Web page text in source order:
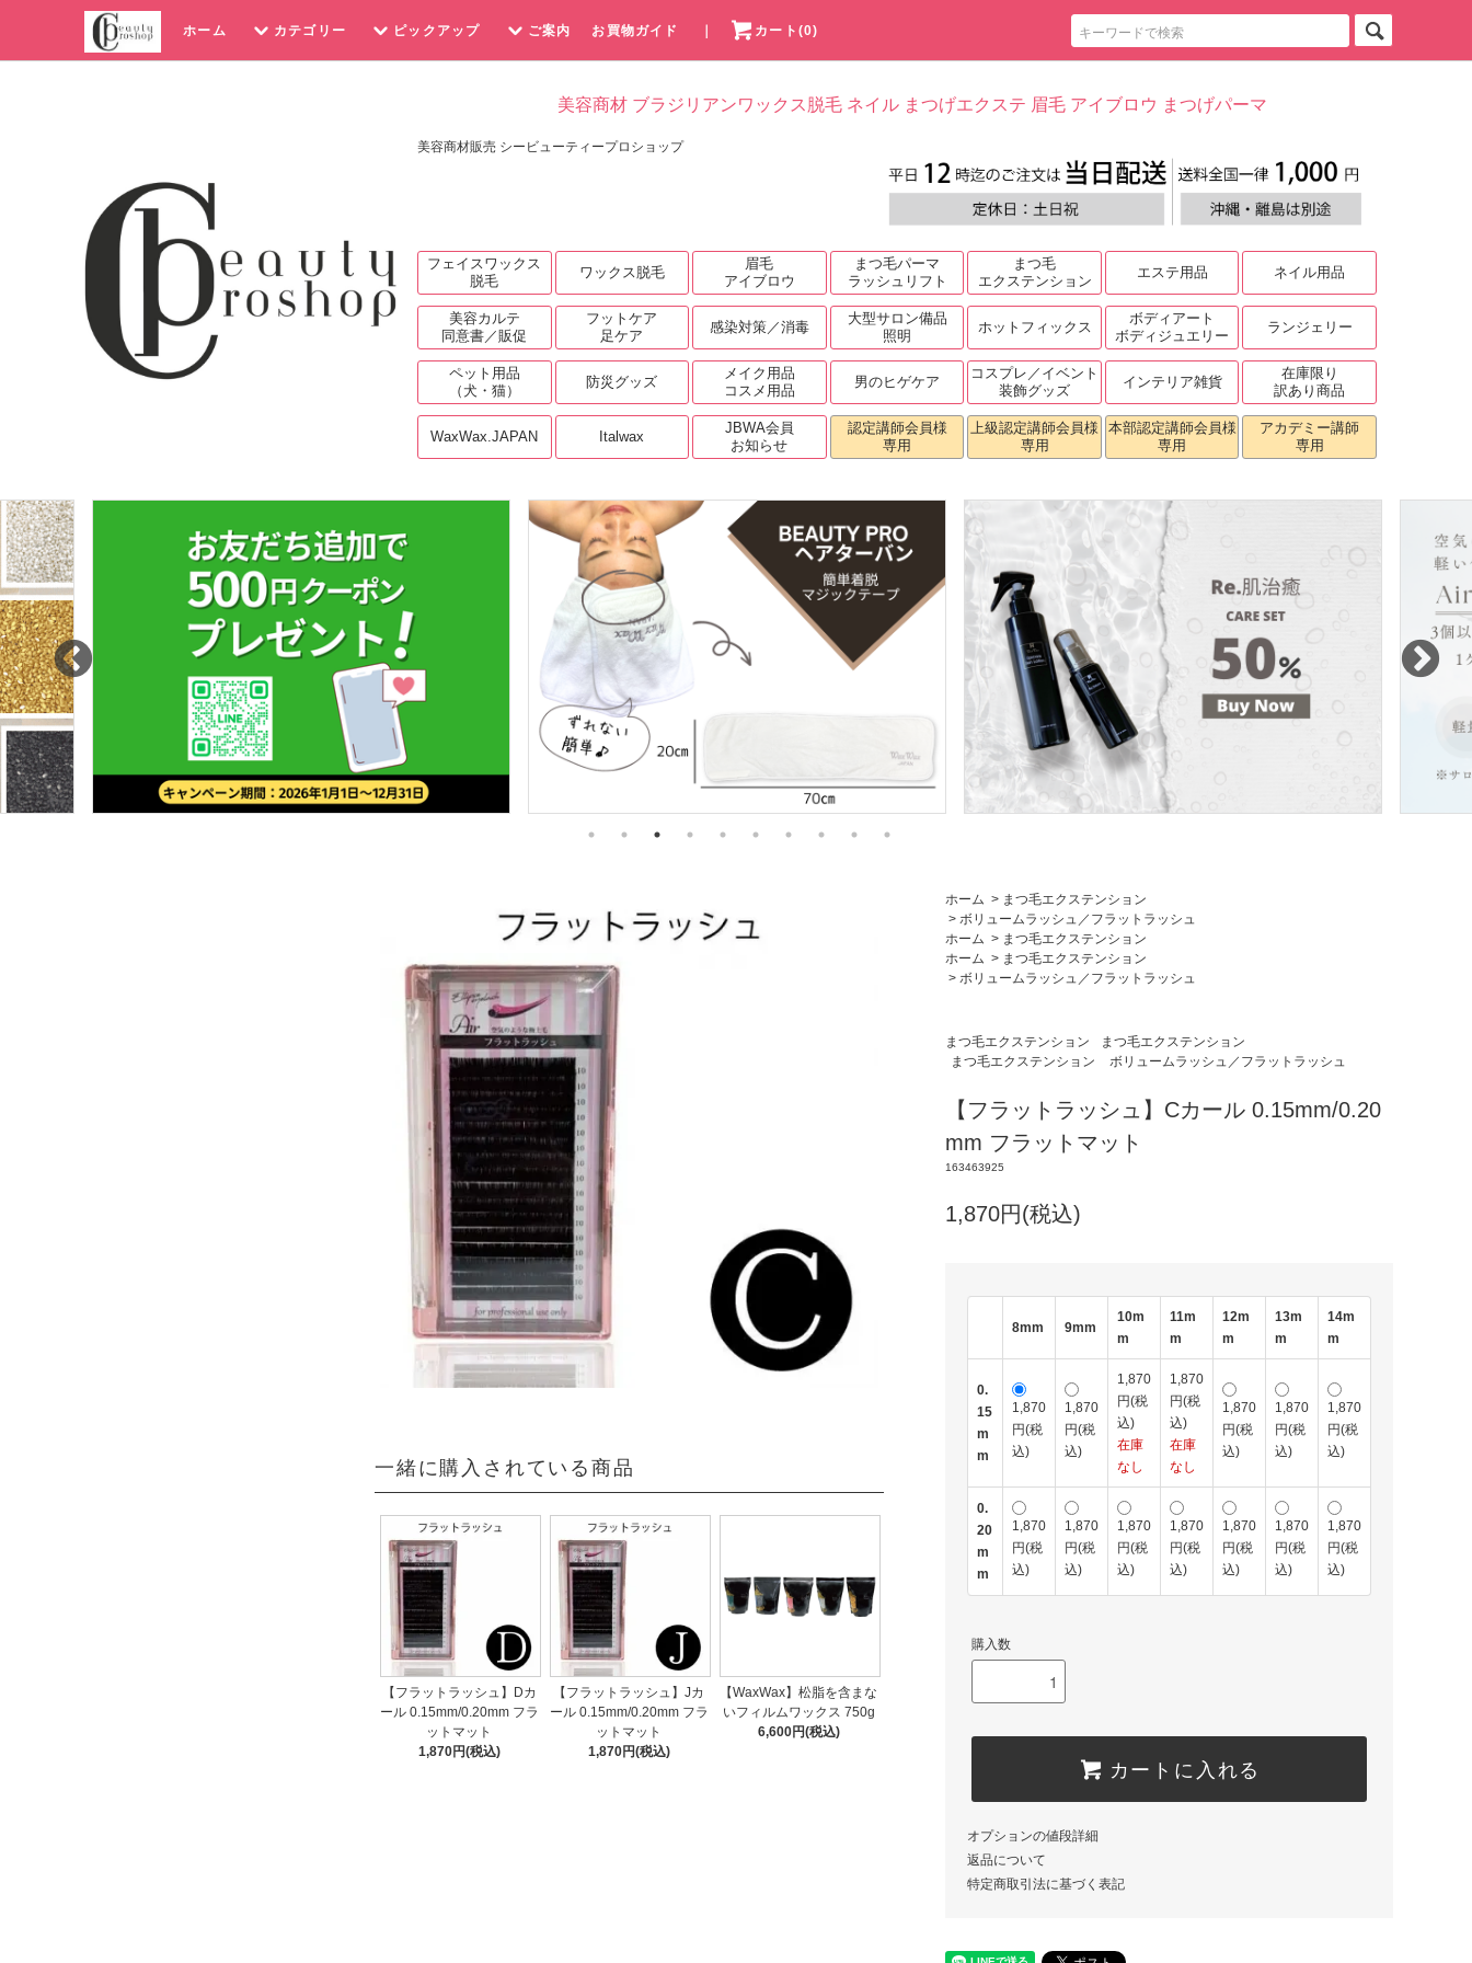
ホーム カテゴリー ピックアップ ご案内 お買物ガイド ｜ カート(0)
美容商材 ブラジリアンワックス脱毛 ネイル まつげエクステ 眉毛 アイブロウ まつげパーマ
美容商材販売 シービューティープロショップ
フェイスワックス
脱毛
ワックス脱毛
眉毛
アイブロウ
まつ毛パーマ
ラッシュリフト
まつ毛
エクステンション
エステ用品 ネイル用品
美容カルテ
同意書／販促
フットケア
足ケア
感染対策／消毒
大型サロン備品
照明
ホットフィックス
ボディアート
ボディジュエリー
ランジェリー
ペット用品
（犬・猫）
防災グッズ
メイク用品
コスメ用品
男のヒゲケア
コスプレ／イベント
装飾グッズ
インテリア雑貨
在庫限り
訳あり商品
WaxWax.JAPAN Italwax
JBWA会員
お知らせ
認定講師会員様
専用
上級認定講師会員様
専用
本部認定講師会員様
専用
アカデミー講師
専用
一緒に購入されている商品
【フラットラッシュ】Dカ
ール 0.15mm/0.20mm フラ
ットマット
1,870円(税込)
【フラットラッシュ】Jカ
ール 0.15mm/0.20mm フラ
ットマット
1,870円(税込)
【WaxWax】松脂を含まな
いフィルムワックス 750g
6,600円(税込)
ホーム > まつ毛エクステンション
> ボリュームラッシュ／フラットラッシュ
ホーム > まつ毛エクステンション
ホーム > まつ毛エクステンション
> ボリュームラッシュ／フラットラッシュ
まつ毛エクステンション
まつ毛エクステンション
まつ毛エクステンション
ボリュームラッシュ／フラットラッシュ
【フラットラッシュ】Cカール 0.15mm/0.20
mm フラットマット
163463925
1,870円(税込)
8mm 9mm
10m
m
11m
m
12m
m
13m
m
14m
m
0.
15
m
m
1,870
円(税
込)
1,870
円(税
込)
1,870
円(税
込)
在庫
なし
1,870
円(税
込)
在庫
なし
1,870
円(税
込)
1,870
円(税
込)
1,870
円(税
込)
0.
20
m
m
1,870
円(税
込)
1,870
円(税
込)
1,870
円(税
込)
1,870
円(税
込)
1,870
円(税
込)
1,870
円(税
込)
1,870
円(税
込)
購入数
カートに入れる
オプションの値段詳細
返品について
特定商取引法に基づく表記